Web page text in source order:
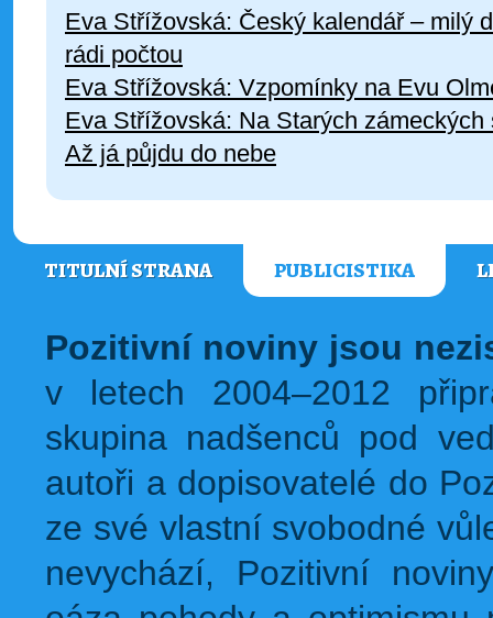
Eva Střížovská: Český kalendář – milý
rádi počtou
Eva Střížovská: Vzpomínky na Evu
Eva Střížovská: Na Starých zámeckých
Až já půjdu do nebe
TITULNÍ STRANA PUBLICISTIKA
Pozitivní noviny jsou
v letech 2004–2012
skupina nadšenců pod
autoři a dopisovatelé do
ze své vlastní svobodné
nevychází, Pozitivní